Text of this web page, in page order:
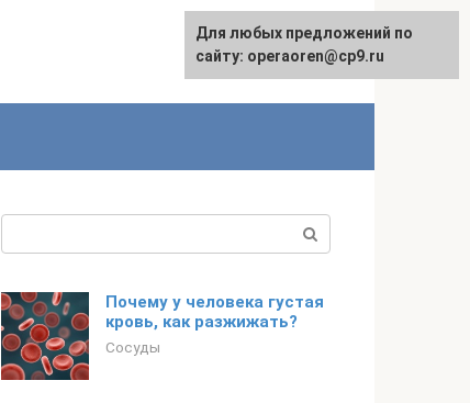
Почему у человека густая
кровь, как разжижать?
Сосуды
Для любых предложений по
сайту: operaoren@cp9.ru